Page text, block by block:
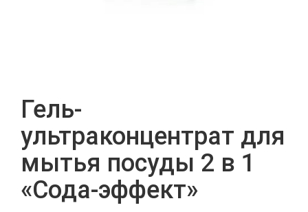
Гель-
ультраконцентрат для
мытья посуды 2 в 1
«Сода-эффект»